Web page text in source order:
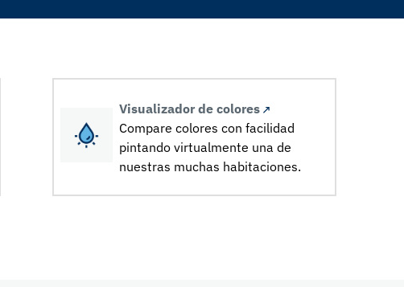
Visualizador de colores
Compare colores con facilidad
pintando virtualmente una de
nuestras muchas habitaciones.